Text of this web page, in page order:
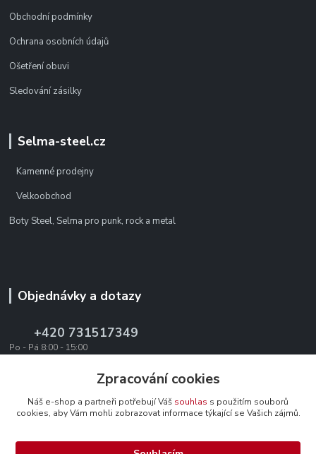
Obchodní podmínky
Ochrana osobních údajů
Ošetření obuvi
Sledování zásilky
Selma-steel.cz
Kamenné prodejny
Velkoobchod
Boty Steel, Selma pro punk, rock a metal
Objednávky a dotazy
+420 731517349
Po - Pá 8:00 - 15:00
office@texevo.czZpracování cookies
Náš e-shop a partneři potřebují Váš souhlas s použitím souborů
cookies, aby Vám mohli zobrazovat informace týkající se Vašich zájmů.